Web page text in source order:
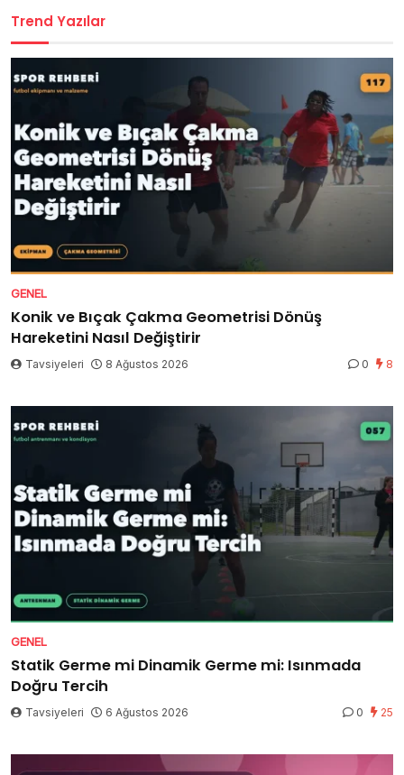
Trend Yazılar
GENEL
Konik ve Bıçak Çakma Geometrisi Dönüş
Hareketini Nasıl Değiştirir
Tavsiyeleri 8 Ağustos 2026 0 8
GENEL
Statik Germe mi Dinamik Germe mi: Isınmada
Doğru Tercih
Tavsiyeleri 6 Ağustos 2026 0 25